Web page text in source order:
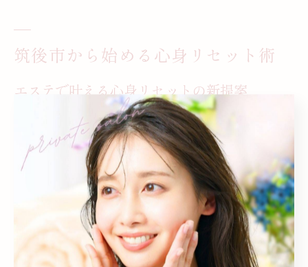
筑後市から始める心身リセット術
エステで叶える心身リセットの新提案
エステは、忙しい日常で溜まりがちな心身の疲れをリセ
ットできる有効な手段です。福岡県筑後市や京都郡苅田
町のエステサロンでは、一人ひとりの体質や生活習慣に
合わせたオーダーメイドのケアが提供されています。自
分に合った施術を受けることで、心地よい安らぎと新た
な活力が得られるのが特徴です。
例えば、オイルトリートメントやフェイシャルエステ